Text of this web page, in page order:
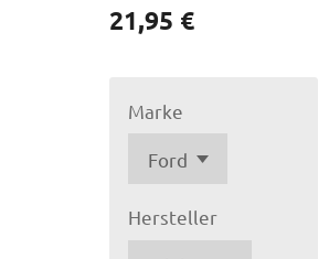
21,95 €
Marke
Hersteller